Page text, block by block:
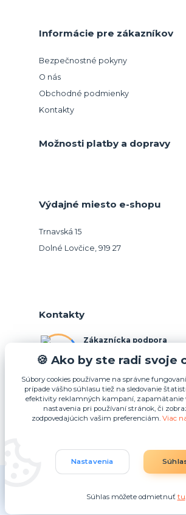
Informácie pre zákazníkov
Bezpečnostné pokyny
O nás
Obchodné podmienky
Kontakty
Možnosti platby a dopravy
Výdajné miesto e-shopu
Trnavská 15
Dolné Lovčice, 919 27
Kontakty
Zákaznícka podpora
(Po-Pia, 10-15 hod.)
info@podnosy.sk
Upraviť zber cookies.
Eshop-
🍪 Ako by ste radi svoje
Súbory cookies používame na správne
prípade vášho súhlasu tiež na sledovanie
efektivity reklamných kampaní, zapamätanie
nastavenia pri používaní stránok, či
zodpovedajúcich vašim preferenciám. Viac
Nastavenia
Súhlas môžete odmietnuť tu.